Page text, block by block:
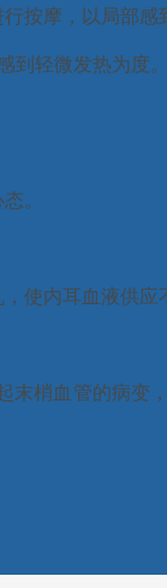
按摩，以局部感
到轻微发热为度。
。
使内耳血液供应
末梢血管的病变